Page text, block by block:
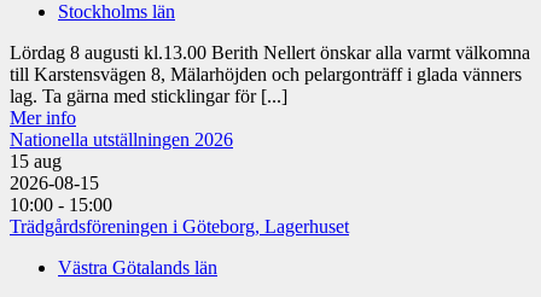
Stockholms län
Lördag 8 augusti kl.13.00 Berith Nellert önskar alla varmt välkomna
till Karstensvägen 8, Mälarhöjden och pelargonträff i glada vänners
lag. Ta gärna med sticklingar för [...]
Mer info
Nationella utställningen 2026
15 aug
2026-08-15
10:00 - 15:00
Trädgårdsföreningen i Göteborg, Lagerhuset
Västra Götalands län